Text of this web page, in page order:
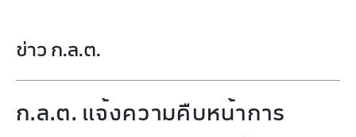
ข่าว ก.ล.ต.
ก.ล.ต. แจ้งความคืบหน้าการ